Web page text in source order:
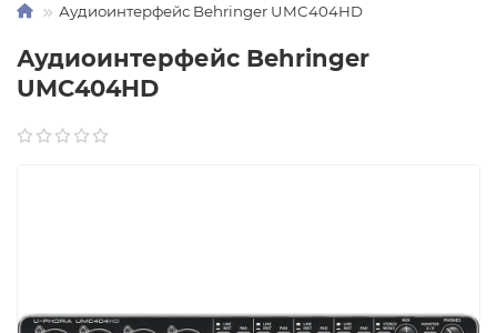
Аудиоинтерфейс Behringer UMC404HD
Аудиоинтерфейс Behringer
UMC404HD